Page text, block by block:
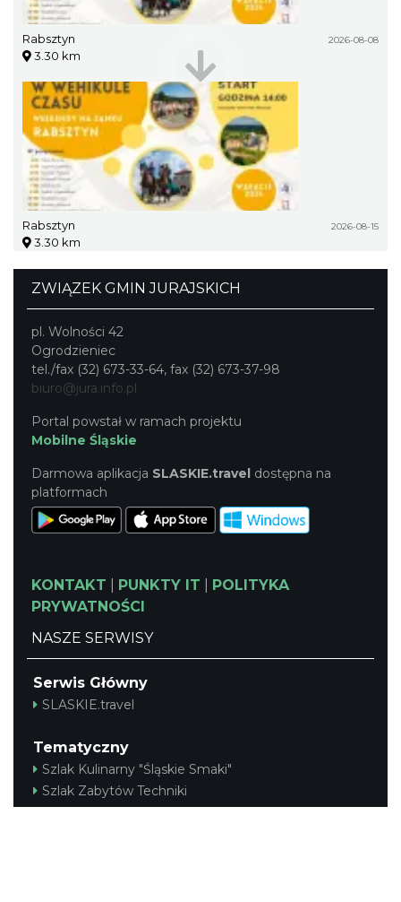
Rabsztyn 2026-08-08
3.30 km
Rabsztyn 2026-08-15
3.30 km
ZWIĄZEK GMIN JURAJSKICH
pl. Wolności 42
Ogrodzieniec
tel./fax (32) 673-33-64, fax (32) 673-37-98
biuro@jura.info.pl
Portal powstał w ramach projektu
Mobilne Śląskie
Darmowa aplikacja SLASKIE.travel dostępna na
platformach
KONTAKT PUNKTY IT
POLITYKA
PRYWATNOŚCI
NASZE SERWISY
Serwis Główny
SLASKIE.travel
Tematyczny
Szlak Kulinarny "Śląskie Smaki"
Szlak Zabytów Techniki
Industriada